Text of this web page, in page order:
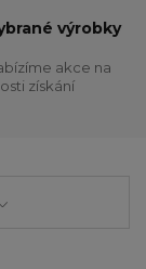
výrobky
akce na
získání